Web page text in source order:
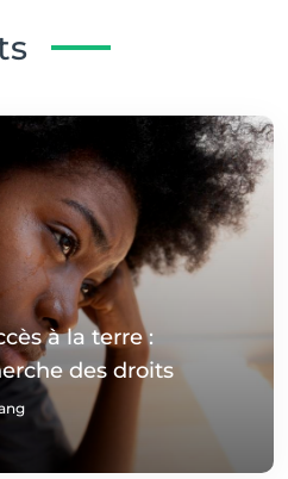
à la terre :
des droits